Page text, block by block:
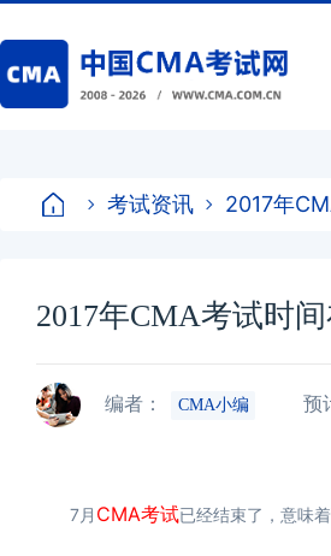
考试资讯 2017年
2017年CMA考试时
编者： CMA小编 预
7月 CMA考试已经结束了，意味